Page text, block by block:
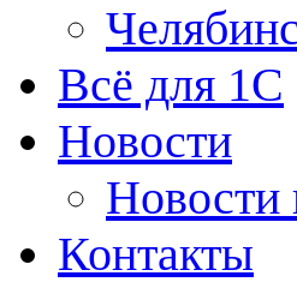
Всё для 1С
Новости
Новости
Контакты